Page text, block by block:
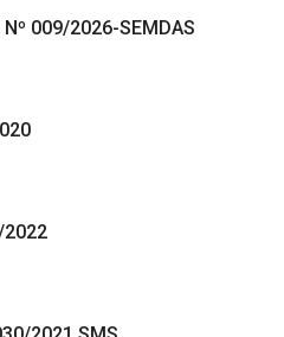
Nº 009/2026-SEMDAS
2022